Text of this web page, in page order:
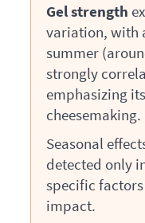
Gel strength
variation, with
summer
strongly
emphasizing
cheesemaking.
Seasonal
detected only
specific
impact.